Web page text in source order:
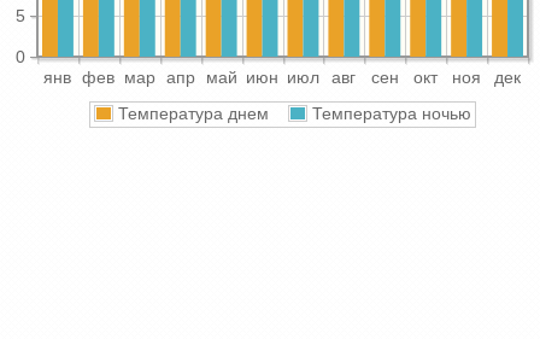
янв фев мар апр май июн июл авг сен окт ноя дек
0
5
Температура днем Температура ночью